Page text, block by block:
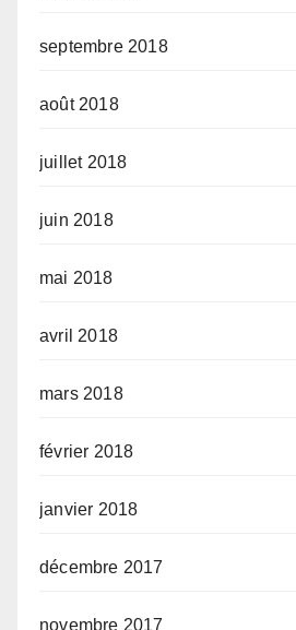
septembre 2018
août 2018
juillet 2018
juin 2018
mai 2018
avril 2018
mars 2018
février 2018
janvier 2018
décembre 2017
novembre 2017